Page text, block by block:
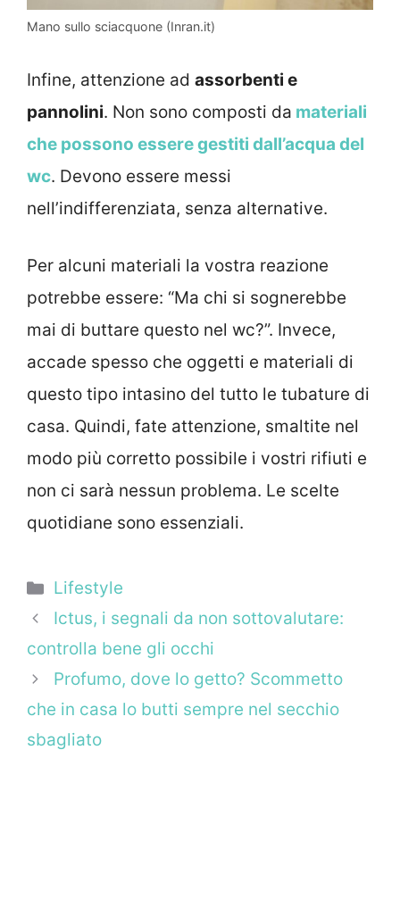
Mano sullo sciacquone (Inran.it)
Infine, attenzione ad assorbenti e
pannolini. Non sono composti da materiali
che possono essere gestiti dall’acqua del
wc. Devono essere messi
nell’indifferenziata, senza alternative.
Per alcuni materiali la vostra reazione
potrebbe essere: “Ma chi si sognerebbe
mai di buttare questo nel wc?”. Invece,
accade spesso che oggetti e materiali di
questo tipo intasino del tutto le tubature di
casa. Quindi, fate attenzione, smaltite nel
modo più corretto possibile i vostri rifiuti e
non ci sarà nessun problema. Le scelte
quotidiane sono essenziali.
Categorie
Lifestyle
Ictus, i segnali da non sottovalutare:
controlla bene gli occhi
Profumo, dove lo getto? Scommetto
che in casa lo butti sempre nel secchio
sbagliato